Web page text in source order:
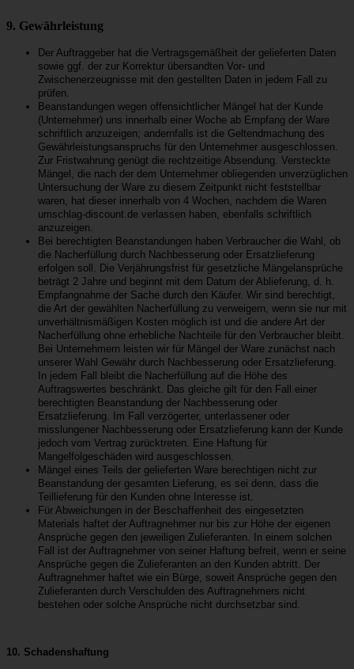
9. Gewährleistung
Der Auftraggeber hat die Vertragsgemäßheit der gelieferten Daten
sowie ggf. der zur Korrektur übersandten Vor- und
Zwischenerzeugnisse mit den gestellten Daten in jedem Fall zu
prüfen.
Beanstandungen wegen offensichtlicher Mängel hat der Kunde
(Unternehmer) uns innerhalb einer Woche ab Empfang der Ware
schriftlich anzuzeigen; andernfalls ist die Geltendmachung des
Gewährleistungsanspruchs für den Unternehmer ausgeschlossen.
Zur Fristwahrung genügt die rechtzeitige Absendung. Versteckte
Mängel, die nach der dem Unternehmer obliegenden unverzüglichen
Untersuchung der Ware zu diesem Zeitpunkt nicht feststellbar
waren, hat dieser innerhalb von 4 Wochen, nachdem die Waren
umschlag-discount.de verlassen haben, ebenfalls schriftlich
anzuzeigen.
Bei berechtigten Beanstandungen haben Verbraucher die Wahl, ob
die Nacherfüllung durch Nachbesserung oder Ersatzlieferung
erfolgen soll. Die Verjährungsfrist für gesetzliche Mängelansprüche
beträgt 2 Jahre und beginnt mit dem Datum der Ablieferung, d. h.
Empfangnahme der Sache durch den Käufer. Wir sind berechtigt,
die Art der gewählten Nacherfüllung zu verweigern, wenn sie nur mit
unverhältnismäßigen Kosten möglich ist und die andere Art der
Nacherfüllung ohne erhebliche Nachteile für den Verbraucher bleibt.
Bei Unternehmern leisten wir für Mängel der Ware zunächst nach
unserer Wahl Gewähr durch Nachbesserung oder Ersatzlieferung.
In jedem Fall bleibt die Nacherfüllung auf die Höhe des
Auftragswertes beschränkt. Das gleiche gilt für den Fall einer
berechtigten Beanstandung der Nachbesserung oder
Ersatzlieferung. Im Fall verzögerter, unterlassener oder
misslungener Nachbesserung oder Ersatzlieferung kann der Kunde
jedoch vom Vertrag zurücktreten. Eine Haftung für
Mangelfolgeschäden wird ausgeschlossen.
Mängel eines Teils der gelieferten Ware berechtigen nicht zur
Beanstandung der gesamten Lieferung, es sei denn, dass die
Teillieferung für den Kunden ohne Interesse ist.
Für Abweichungen in der Beschaffenheit des eingesetzten
Materials haftet der Auftragnehmer nur bis zur Höhe der eigenen
Ansprüche gegen den jeweiligen Zulieferanten. In einem solchen
Fall ist der Auftragnehmer von seiner Haftung befreit, wenn er seine
Ansprüche gegen die Zulieferanten an den Kunden abtritt. Der
Auftragnehmer haftet wie ein Bürge, soweit Ansprüche gegen den
Zulieferanten durch Verschulden des Auftragnehmers nicht
bestehen oder solche Ansprüche nicht durchsetzbar sind.
10. Schadenshaftung